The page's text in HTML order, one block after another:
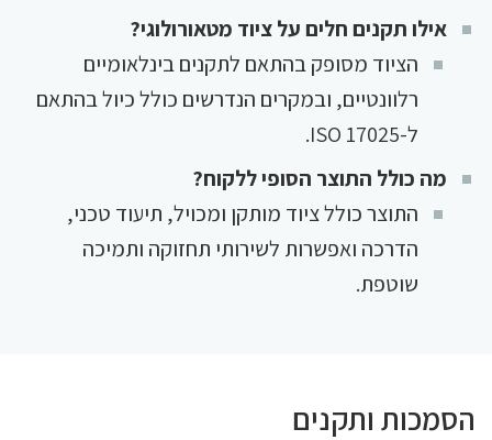
אילו תקנים חלים על ציוד מטאורולוגי?
הציוד מסופק בהתאם לתקנים בינלאומיים
רלוונטיים, ובמקרים הנדרשים כולל כיול בהתאם
ל-ISO 17025.
מה כולל התוצר הסופי ללקוח?
התוצר כולל ציוד מותקן ומכויל, תיעוד טכני,
הדרכה ואפשרות לשירותי תחזוקה ותמיכה
שוטפת.
הסמכות ותקנים